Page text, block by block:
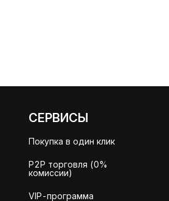
СЕРВИСЫ
Покупка в один клик
P2P торговля (0%
комиссии)
VIP-программа